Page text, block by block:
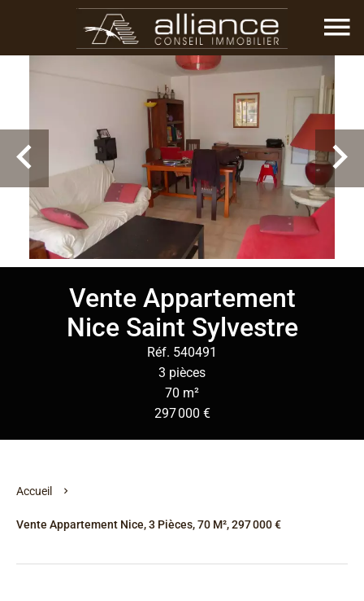
Vente Appartement
Nice Saint Sylvestre
Réf. 540491
3 pièces
70 m²
297 000 €
Accueil
Vente Appartement Nice, 3 Pièces, 70 M², 297 000 €